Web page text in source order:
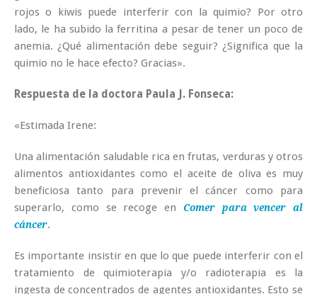
rojos o kiwis puede interferir con la quimio? Por otro
lado, le ha subido la ferritina a pesar de tener un poco de
anemia. ¿Qué alimentación debe seguir? ¿Significa que la
quimio no le hace efecto? Gracias».
Respuesta de la doctora Paula J. Fonseca:
«Estimada Irene:
Una alimentación saludable rica en frutas, verduras y otros
alimentos antioxidantes como el aceite de oliva es muy
beneficiosa tanto para prevenir el cáncer como para
superarlo, como se recoge en Comer para vencer al
cáncer.
Es importante insistir en que lo que puede interferir con el
tratamiento de quimioterapia y/o radioterapia es la
ingesta de concentrados de agentes antioxidantes. Esto se